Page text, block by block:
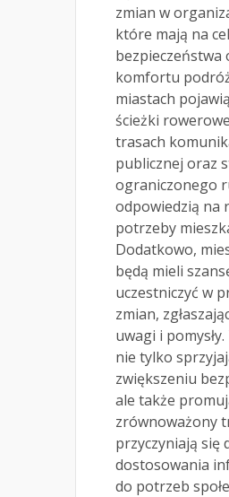
zmian w
które mają na
bezpieczeństwa
komfortu
miastach
ścieżki
trasach
publicznej oraz
ograniczonego
odpowiedzią na
potrzeby
Dodatkowo,
będą mieli
uczestniczyć w
zmian,
uwagi i pomysły.
nie tylko
zwiększeniu
ale także
zrównoważony
przyczyniają się
dostosowania
do potrzeb